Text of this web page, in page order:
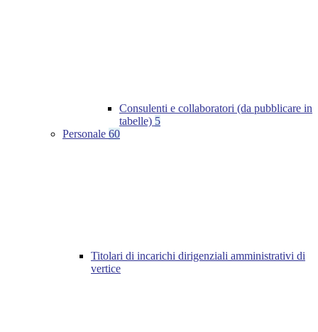
Consulenti e collaboratori (da pubblicare in
tabelle) 5
Personale 60
Titolari di incarichi dirigenziali amministrativi di
vertice